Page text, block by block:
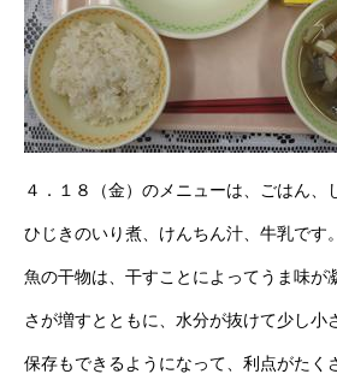
４．１８（金）のメニューは、ごはん、
ひじきのいり煮、けんちん汁、牛乳です。
魚の干物は、干すことによってうま味が
さが増すとともに、水分が抜けて少し小
保存もできるようになって、利点がたく